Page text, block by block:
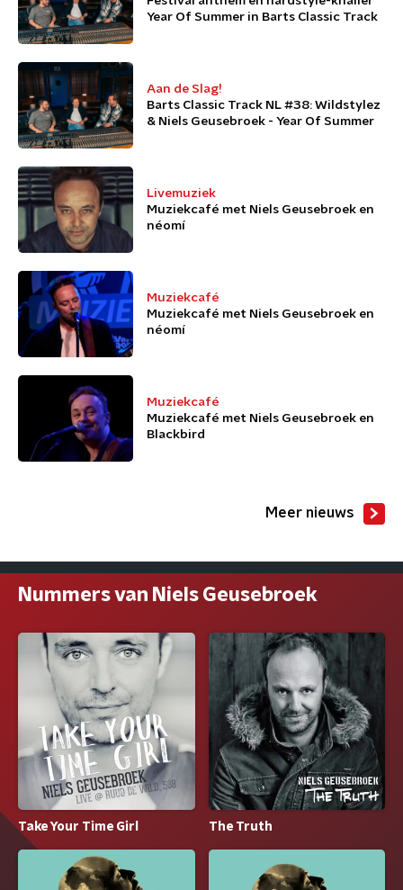
Year Of Summer in Barts Classic Track
Aan de Slag!
Barts Classic Track NL #38: Wildstylez
& Niels Geusebroek - Year Of Summer
Livemuziek
Muziekcafé met Niels Geusebroek en
néomí
Muziekcafé
Muziekcafé met Niels Geusebroek en
néomí
Muziekcafé
Muziekcafé met Niels Geusebroek en
Blackbird
Meer nieuws
Nummers van Niels Geusebroek
Take Your Time Girl The Truth